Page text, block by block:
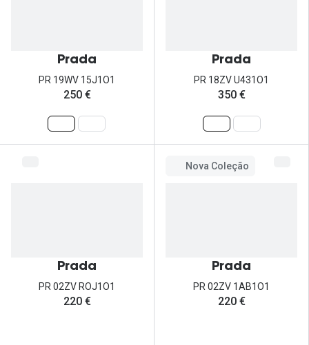
Prada
PR 19WV 15J1O1
250 €
Prada
PR 18ZV U431O1
350 €
Prada
PR 02ZV ROJ1O1
220 €
Nova Coleção
Prada
PR 02ZV 1AB1O1
220 €